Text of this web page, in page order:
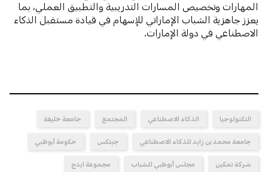
المهارات وتخصيص المسارات التدريبية والتطبيق العملي، بما
يعزز جاهزية الشباب الإماراتي للإسهام في قيادة مستقبل الذكاء
الاصطناعي في دولة الإمارات.
التكنولوجيا الذكاء الاصطناعي المجتمع جامعة خليفة
جامعة محمد بن زايد للذكاء الاصطناعي جيتكس حكومة أبوظبي
شركة تمكين مجلس أبوظبي للشباب مجموعة ايدج